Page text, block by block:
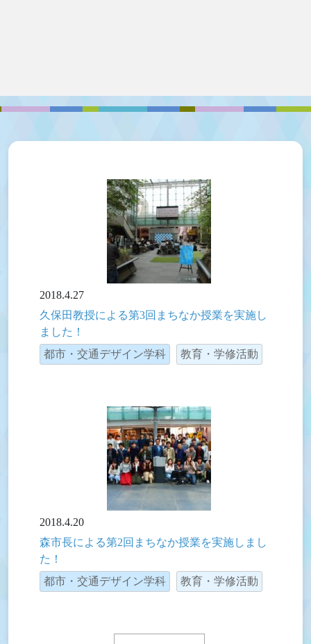
2018.4.27
久保田教授による第3回まちなか授業を実施し
ました！
都市・交通デザイン学科
教育・学修活動
2018.4.20
森市長による第2回まちなか授業を実施しまし
た！
都市・交通デザイン学科
教育・学修活動